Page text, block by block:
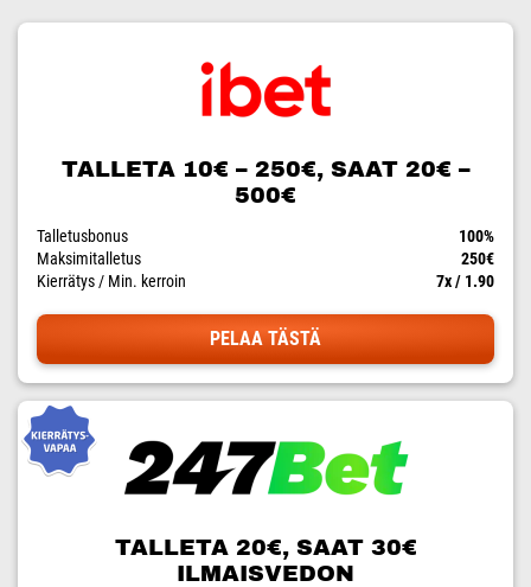
TALLETA 10€ – 250€, SAAT 20€ –
500€
Talletusbonus
100%
Maksimitalletus
250€
Kierrätys / Min. kerroin
7x / 1.90
PELAA TÄSTÄ
TALLETA 20€, SAAT 30€
ILMAISVEDON